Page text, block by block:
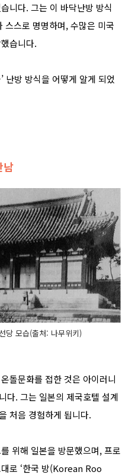
니다. 그는 이 바닥난방 방식
스스로 명명하며,수많은 미국
습니다.
’ 난방 방식을 어떻게 알게 되었
남
당 모습(출처: 나무위키)
돌문화를 접한 것은 아이러니
다. 그는 일본의 제국호텔 설계
처음 경험하게 됩니다.
위해 일본을 방문했으며,프로
로 ‘한국 방(Korean Roo